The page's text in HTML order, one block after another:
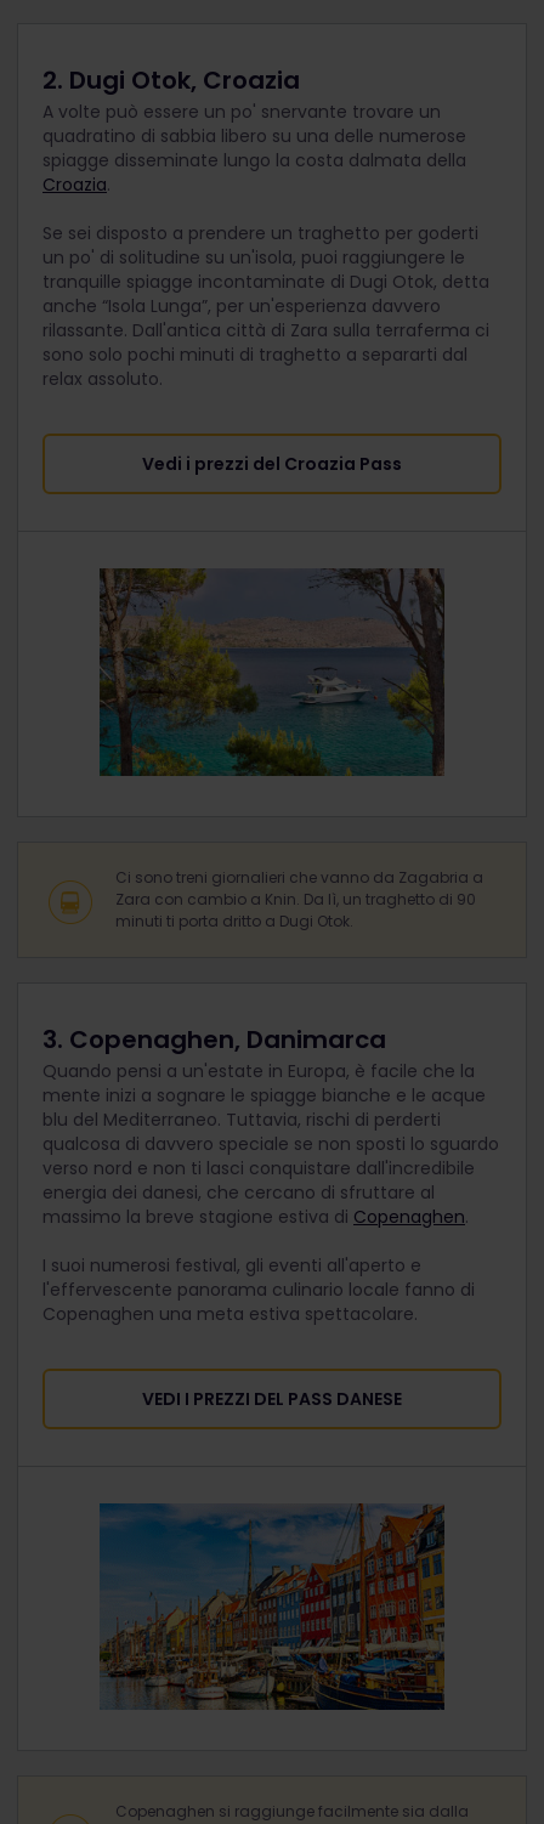
2. Dugi Otok, Croazia
A volte può essere un po' snervante trovare un
quadratino di sabbia libero su una delle numerose
spiagge disseminate lungo la costa dalmata della
Croazia.
Se sei disposto a prendere un traghetto per goderti
un po' di solitudine su un'isola, puoi raggiungere le
tranquille spiagge incontaminate di Dugi Otok, detta
anche “Isola Lunga”, per un'esperienza davvero
rilassante. Dall'antica città di Zara sulla terraferma ci
sono solo pochi minuti di traghetto a separarti dal
relax assoluto.
Vedi i prezzi del Croazia Pass
Ci sono treni giornalieri che vanno da Zagabria a
Zara con cambio a Knin. Da lì, un traghetto di 90
minuti ti porta dritto a Dugi Otok.
3. Copenaghen, Danimarca
Quando pensi a un'estate in Europa, è facile che la
mente inizi a sognare le spiagge bianche e le acque
blu del Mediterraneo. Tuttavia, rischi di perderti
qualcosa di davvero speciale se non sposti lo sguardo
verso nord e non ti lasci conquistare dall'incredibile
energia dei danesi, che cercano di sfruttare al
massimo la breve stagione estiva di Copenaghen.
I suoi numerosi festival, gli eventi all'aperto e
l'effervescente panorama culinario locale fanno di
Copenaghen una meta estiva spettacolare.
VEDI I PREZZI DEL PASS DANESE
Copenaghen si raggiunge facilmente sia dalla